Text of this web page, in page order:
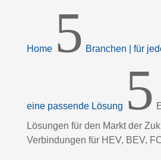
Home 5 Branchen | für
eine passende Lösung 5
Lösungen für den Markt der
Verbindungen für HEV, BEV,